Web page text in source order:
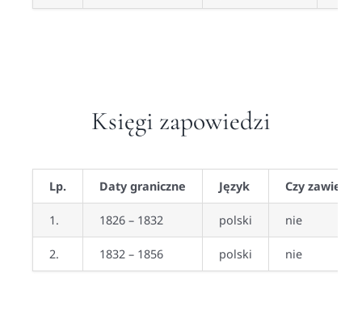
Księgi zapowiedzi
Lp. Daty graniczne Język Czy zawiera
1. 1826 – 1832 polski nie
2. 1832 – 1856 polski nie